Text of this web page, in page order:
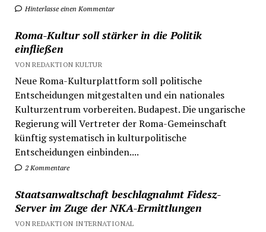
Hinterlasse einen Kommentar
Roma-Kultur soll stärker in die Politik
einfließen
VON REDAKTION KULTUR
Neue Roma-Kulturplattform soll politische
Entscheidungen mitgestalten und ein nationales
Kulturzentrum vorbereiten. Budapest. Die ungarische
Regierung will Vertreter der Roma-Gemeinschaft
künftig systematisch in kulturpolitische
Entscheidungen einbinden....
2 Kommentare
Staatsanwaltschaft beschlagnahmt Fidesz-
Server im Zuge der NKA-Ermittlungen
VON REDAKTION INTERNATIONAL